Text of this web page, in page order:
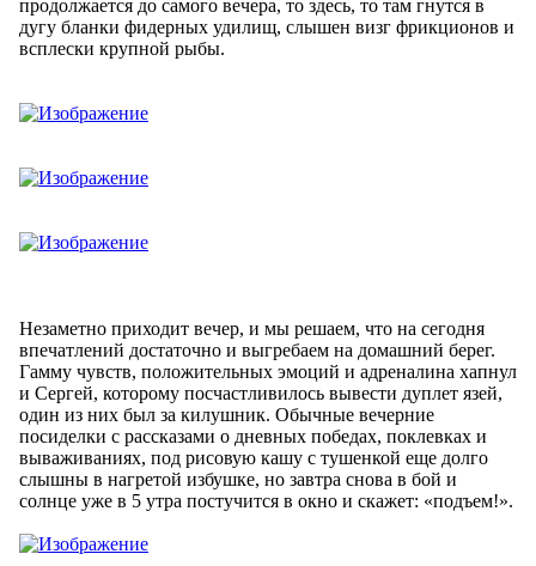
продолжается до самого вечера, то здесь, то там гнутся в
дугу бланки фидерных удилищ, слышен визг фрикционов и
всплески крупной рыбы.
Незаметно приходит вечер, и мы решаем, что на сегодня
впечатлений достаточно и выгребаем на домашний берег.
Гамму чувств, положительных эмоций и адреналина хапнул
и Сергей, которому посчастливилось вывести дуплет язей,
один из них был за килушник. Обычные вечерние
посиделки с рассказами о дневных победах, поклевках и
вываживаниях, под рисовую кашу с тушенкой еще долго
слышны в нагретой избушке, но завтра снова в бой и
солнце уже в 5 утра постучится в окно и скажет: «подъем!».